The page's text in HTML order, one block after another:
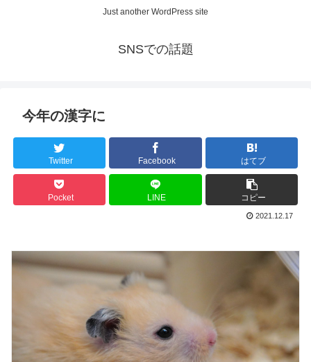
Just another WordPress site
SNSでの話題
今年の漢字に
Twitter Facebook はてブ
Pocket LINE コピー
2021.12.17